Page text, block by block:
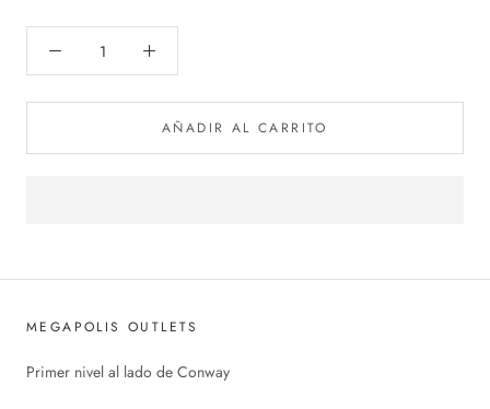
AÑADIR AL CARRITO
MEGAPOLIS OUTLETS
Primer nivel al lado de Conway